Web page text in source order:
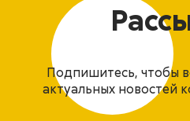
Подпишитесь, чтобы
актуальных новостей